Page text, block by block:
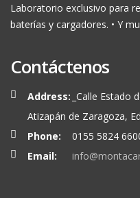
Laboratorio exclusivo para
baterías y cargadores. • Y
Contáctenos
Address: _Calle Estado
Atizapán de Zaragoza,
Phone:
0155 5824
Email: